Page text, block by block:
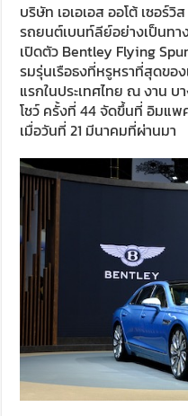
บริษัท เอเอเอส ออโต้ เซอร์
รถยนต์เบนท์ลีย์อย่างเป็นทา
เปิดตัว Bentley Flying
รมรุ่นเรือธงที่หรูหราที่สุดขอ
แรกในประเทศไทย ณ งาน
โชว์ ครั้งที่ 44 จัดขึ้นที่ อิมแพ
เมื่อวันที่ 21 มีนาคมที่ผ่านมา